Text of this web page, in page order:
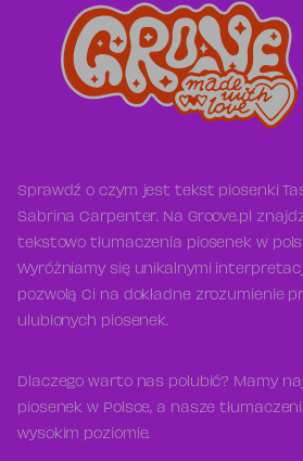
Sprawdź o czym jest tekst piosenki
Sabrina Carpenter. Na Groove.pl
tekstowo tłumaczenia piosenek w
Wyróżniamy się unikalnymi
pozwolą Ci na dokładne zrozumienie
ulubionych piosenek.
Dlaczego warto nas polubić? Mamy
piosenek w Polsce, a nasze
wysokim poziomie.